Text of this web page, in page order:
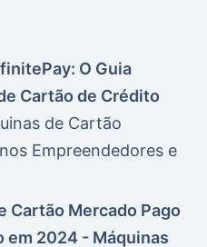
O Guia
Cartão de Crédito
de Cartão
Empreendedores e
Cartão Mercado Pago
em 2024 - Máquinas